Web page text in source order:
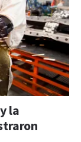
la